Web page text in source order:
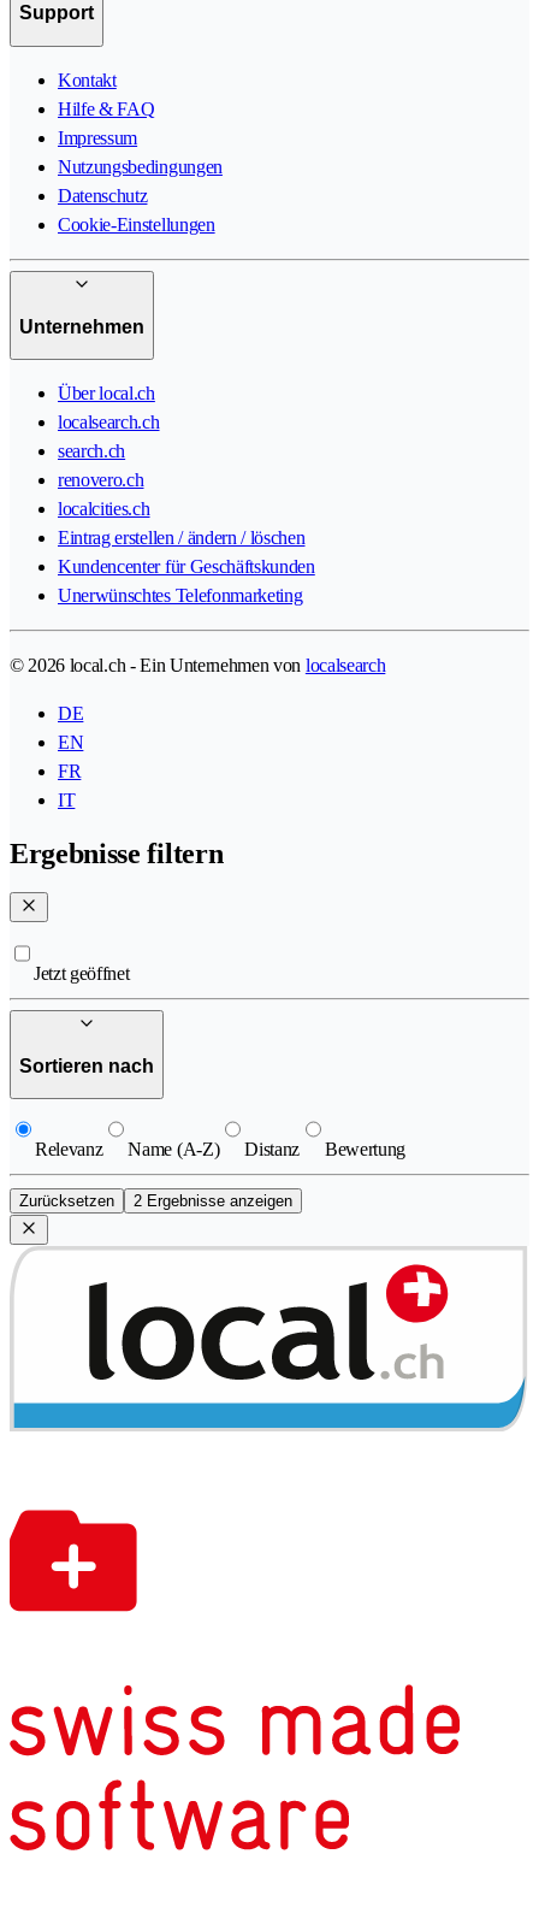
Support
Kontakt
Hilfe & FAQ
Impressum
Nutzungsbedingungen
Datenschutz
Cookie-Einstellungen
Unternehmen
Über local.ch
localsearch.ch
search.ch
renovero.ch
localcities.ch
Eintrag erstellen / ändern / löschen
Kundencenter für Geschäftskunden
Unerwünschtes Telefonmarketing
© 2026 local.ch - Ein Unternehmen von localsearch
DE
EN
FR
IT
Ergebnisse filtern
Jetzt geöffnet
Sortieren nach
Relevanz Name (A-Z) Distanz Bewertung
Zurücksetzen 2 Ergebnisse anzeigen